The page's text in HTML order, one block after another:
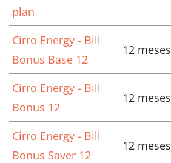
plan
Cirro Energy - Bill
Bonus Base 12
12 meses
Cirro Energy - Bill
Bonus 12
12 meses
Cirro Energy - Bill
Bonus Saver 12
12 meses